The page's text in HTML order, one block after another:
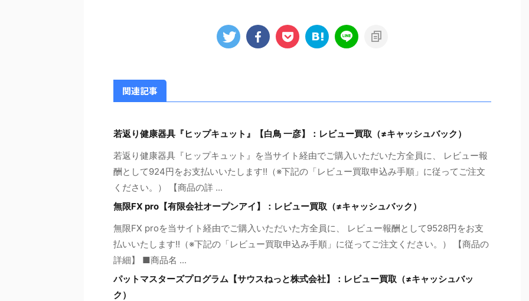
関連記事
若返り健康器具『ヒップキュット』【白鳥 一彦】：レビュー買取（≠キャッシュバック）
若返り健康器具『ヒップキュット』を当サイト経由でご購入いただいた方全員に、 レビュー報
酬として924円をお支払いいたします!!（※下記の「レビュー買取申込み手順」に従ってご注文
ください。） 【商品の詳 ...
無限FX pro【有限会社オープンアイ】：レビュー買取（≠キャッシュバック）
無限FX proを当サイト経由でご購入いただいた方全員に、 レビュー報酬として9528円をお支
払いいたします!!（※下記の「レビュー買取申込み手順」に従ってご注文ください。） 【商品の
詳細】 ■商品名 ...
パットマスターズプログラム【サウスねっと株式会社】：レビュー買取（≠キャッシュバッ
ク）